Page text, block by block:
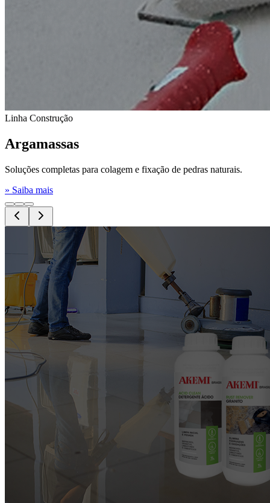
Linha Construção
Argamassas
Soluções completas para colagem e fixação de pedras naturais.
» Saiba mais